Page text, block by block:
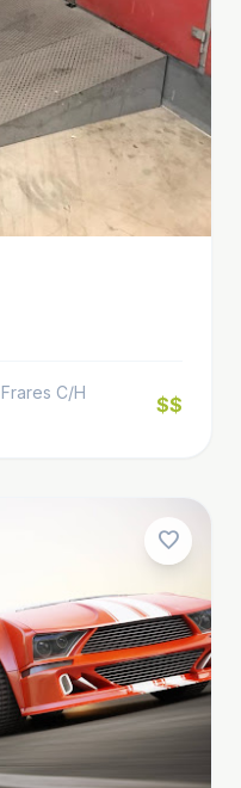
C/H
$$
favorite